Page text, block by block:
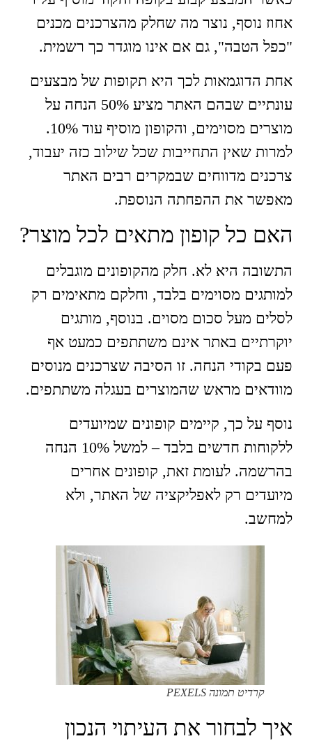
אחוז נוסף, נוצר מה שחלק מהצרכנים מכנים
"כפל הטבה", גם אם אינו מוגדר כך רשמית.
אחת הדוגמאות לכך היא תקופות של מבצעים
עונתיים שבהם האתר מציע 50% הנחה על
מוצרים מסוימים, והקופון מוסיף עוד 10%.
למרות שאין התחייבות שכל שילוב כזה יעבוד,
צרכנים מדווחים שבמקרים רבים האתר
מאפשר את ההפחתה הנוספת.
האם כל קופון מתאים לכל מוצר?
התשובה היא לא. חלק מהקופונים מוגבלים
למותגים מסוימים בלבד, וחלקם מתאימים רק
לסלים מעל סכום מסוים. בנוסף, מותגים
יוקרתיים באתר אינם משתתפים כמעט אף
פעם בקודי הנחה. זו הסיבה שצרכנים מנוסים
מוודאים מראש שהמוצרים בעגלה משתתפים.
נוסף על כך, קיימים קופונים שמיועדים
ללקוחות חדשים בלבד – למשל 10% הנחה
בהרשמה. לעומת זאת, קופונים אחרים
מיועדים רק לאפליקציה של האתר, ולא
למחשב.
קרדיט תמונה PEXELS
איך לבחור את העיתוי הנכון